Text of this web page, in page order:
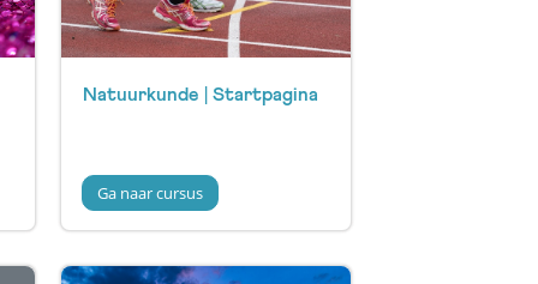
Natuurkunde | Startpagina
Ga naar cursus